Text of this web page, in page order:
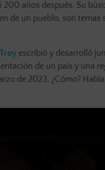
200 años después. Su
de un pueblo, son temas
escribió y desarrolló
de un país y una
de 2023. ¿Cómo?